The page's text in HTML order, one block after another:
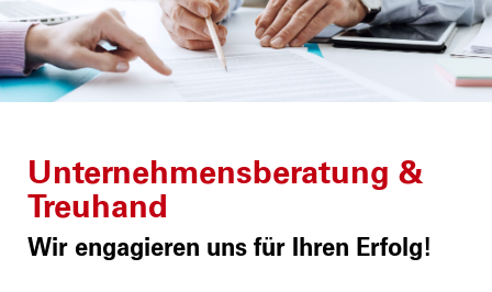
Unternehmensberatung &
Treuhand
Wir engagieren uns für Ihren Erfolg!